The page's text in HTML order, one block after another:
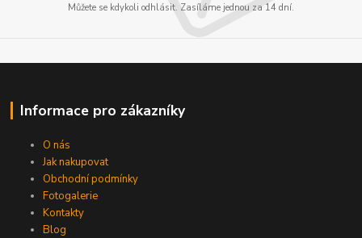
Můžete se kdykoli odhlásit. Zasíláme jednou za 14 dní.
Informace pro zákazníky
O nás
Jak nakupovat
Obchodní podmínky
Fotogalerie
Kontakty
Blog